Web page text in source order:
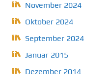
November 2024
Oktober 2024
September 2024
Januar 2015
Dezember 2014